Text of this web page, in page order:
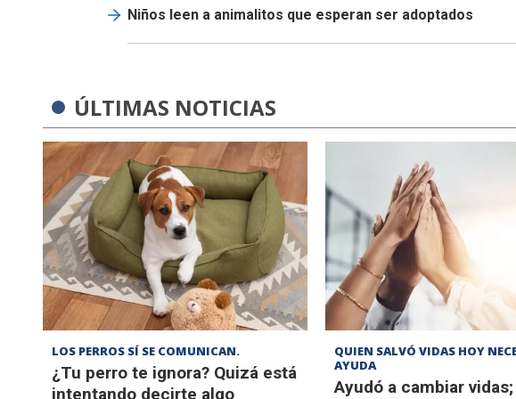
Niños leen a animalitos que esperan ser adoptados
ÚLTIMAS NOTICIAS
LOS PERROS SÍ SE COMUNICAN.
¿Tu perro te ignora? Quizá está
intentando decirte algo
QUIEN SALVÓ VIDAS HOY
AYUDA
Ayudó a cambiar